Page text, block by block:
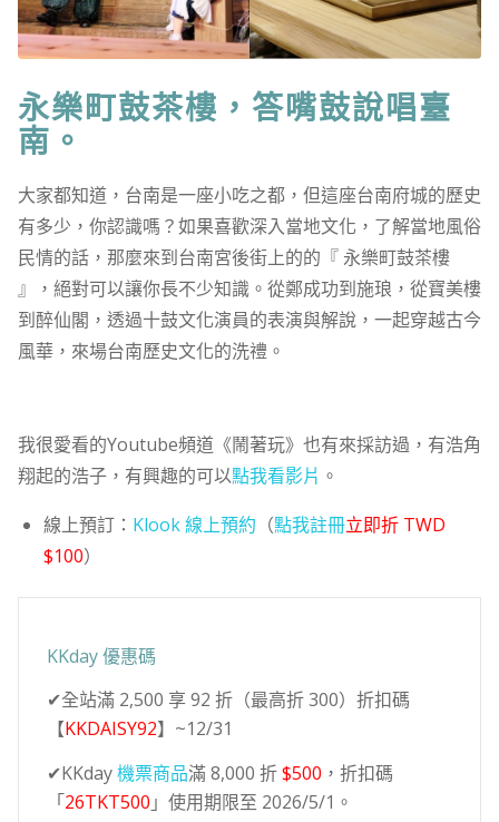
永樂町鼓茶樓，答嘴鼓說唱臺
南。
大家都知道，台南是一座小吃之都，但這座台南府城的歷史
有多少，你認識嗎？如果喜歡深入當地文化，了解當地風俗
民情的話，那麼來到台南宮後街上的的『 永樂町鼓茶樓
』，絕對可以讓你長不少知識。從鄭成功到施琅，從寶美樓
到醉仙閣，透過十鼓文化演員的表演與解說，一起穿越古今
風華，來場台南歷史文化的洗禮。
我很愛看的Youtube頻道《鬧著玩》也有來採訪過，有浩角
翔起的浩子，有興趣的可以點我看影片 。
線上預訂： Klook 線上預約 （點我註冊立即折 TWD
$100）
KKday 優惠碼
✔全站滿 2,500 享 92 折（最高折 300）折扣碼
【KKDAISY92】~12/31
✔KKday機票商品滿 8,000 折$500 ，折扣碼
「26TKT500 」使用期限至 2026/5/1。